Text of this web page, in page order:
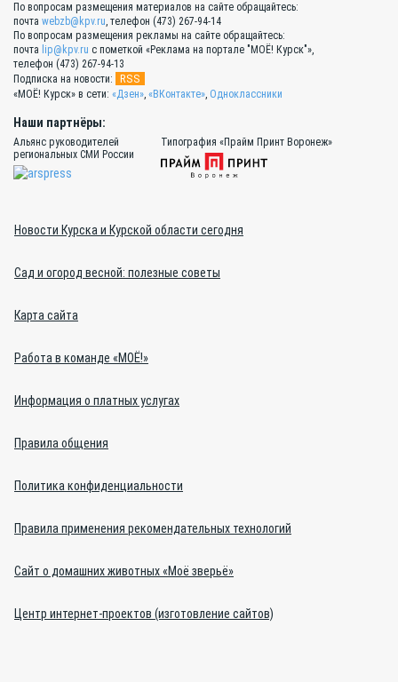
По вопросам размещения материалов на сайте обращайтесь:
почта webzb@kpv.ru, телефон (473) 267-94-14
По вопросам размещения рекламы на сайте обращайтесь:
почта lip@kpv.ru с пометкой «Реклама на портале "МОЁ! Курск"»,
телефон (473) 267-94-13
Подписка на новости:
RSS
«МОЁ! Курск» в сети: «Дзен», «ВКонтакте», Одноклассники
Наши партнёры:
Альянс руководителей
региональных СМИ России
Типография «Прайм Принт Воронеж»
Новости Курска и Курской области сегодня
Сад и огород весной: полезные советы
Карта сайта
Работа в команде «МОЁ!»
Информация о платных услугах
Правила общения
Политика конфиденциальности
Правила применения рекомендательных технологий
Сайт о домашних животных «Моё зверьё»
Центр интернет-проектов (изготовление сайтов)